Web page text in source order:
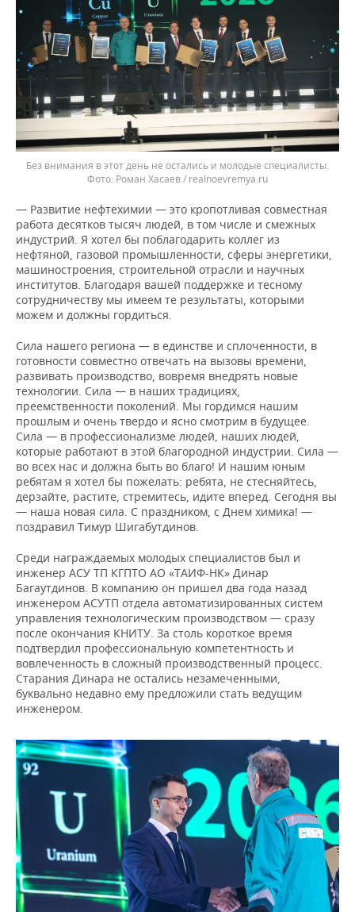
Без внимания в этот день не остались и молодые специалисты.
Роман Хасаев / realnoevremya.ru
— Развитие нефтехимии — это кропотливая совместная
работа десятков тысяч людей, в том числе и смежных
индустрий. Я хотел бы поблагодарить коллег из
нефтяной, газовой промышленности, сферы энергетики,
машиностроения, строительной отрасли и научных
институтов. Благодаря вашей поддержке и тесному
сотрудничеству мы имеем те результаты, которыми
можем и должны гордиться.
Сила нашего региона — в единстве и сплоченности, в
готовности совместно отвечать на вызовы времени,
развивать производство, вовремя внедрять новые
технологии. Сила — в наших традициях,
преемственности поколений. Мы гордимся нашим
прошлым и очень твердо и ясно смотрим в будущее.
Сила — в профессионализме людей, наших людей,
которые работают в этой благородной индустрии. Сила —
во всех нас и должна быть во благо! И нашим юным
ребятам я хотел бы пожелать: ребята, не стесняйтесь,
дерзайте, растите, стремитесь, идите вперед. Сегодня вы
— наша новая сила. С праздником, с Днем химика! —
поздравил Тимур Шигабутдинов.
Среди награждаемых молодых специалистов был и
инженер АСУ ТП КГПТО АО «ТАИФ-НК» Динар
Багаутдинов. В компанию он пришел два года назад
инженером АСУТП отдела автоматизированных систем
управления технологическим производством — сразу
после окончания КНИТУ. За столь короткое время
подтвердил профессиональную компетентность и
вовлеченность в сложный производственный процесс.
Старания Динара не остались незамеченными,
буквально недавно ему предложили стать ведущим
инженером.